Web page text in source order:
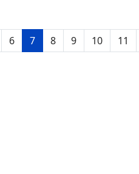
6 7 8 9 10 11